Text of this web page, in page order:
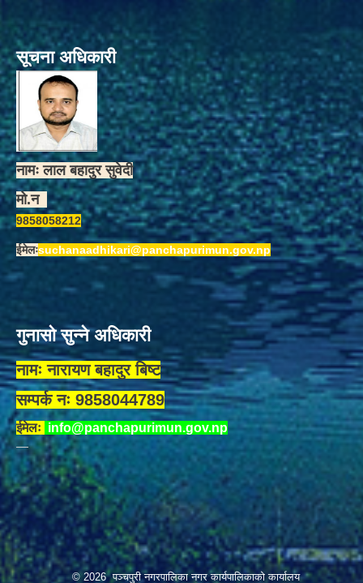
सूचना अधिकारी
नामः लाल बहादुर सुवेदी
मो.न
9858058212
ईमेलःsuchanaadhikari@panchapurimun.gov.np
गुनासो सुन्ने अधिकारी
नामः नारायण बहादुर बिष्ट
सम्पर्क नः 9858044789
ईमेलः info@panchapurimun.gov.np
© 2026 पञ्चपुरी नगरपालिका नगर कार्यपालिकाको कार्यालय